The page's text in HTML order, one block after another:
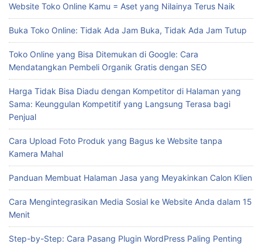
Website Toko Online Kamu = Aset yang Nilainya Terus Naik
Buka Toko Online: Tidak Ada Jam Buka, Tidak Ada Jam Tutup
Toko Online yang Bisa Ditemukan di Google: Cara
Mendatangkan Pembeli Organik Gratis dengan SEO
Harga Tidak Bisa Diadu dengan Kompetitor di Halaman yang
Sama: Keunggulan Kompetitif yang Langsung Terasa bagi
Penjual
Cara Upload Foto Produk yang Bagus ke Website tanpa
Kamera Mahal
Panduan Membuat Halaman Jasa yang Meyakinkan Calon Klien
Cara Mengintegrasikan Media Sosial ke Website Anda dalam 15
Menit
Step-by-Step: Cara Pasang Plugin WordPress Paling Penting